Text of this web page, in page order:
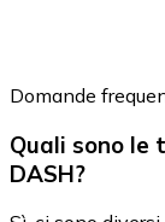
Domande
Quali sono le
DASH?